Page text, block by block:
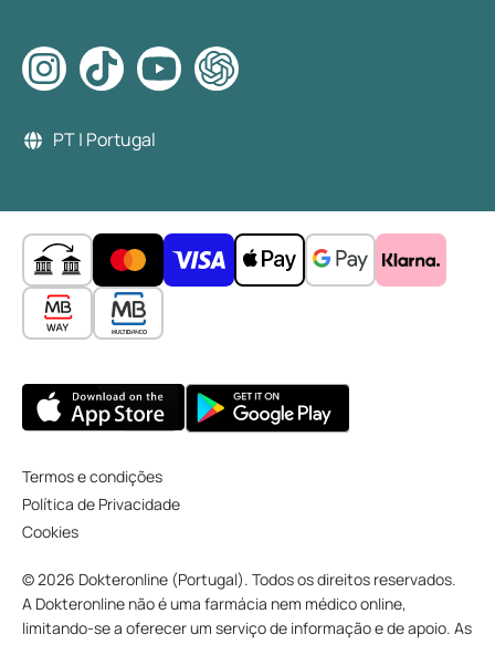
PT | Portugal
Termos e condições
Política de Privacidade
Cookies
© 2026 Dokteronline (Portugal). Todos os direitos reservados.
A Dokteronline não é uma farmácia nem médico online,
limitando-se a oferecer um serviço de informação e de apoio. As